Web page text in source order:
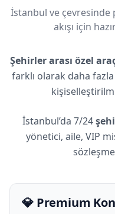
İstanbul ve çevresinde
akışı için
Şehirler arası özel
farklı olarak daha
İstanbul’da 7/24
yönetici, aile, VIP
💎 Premium